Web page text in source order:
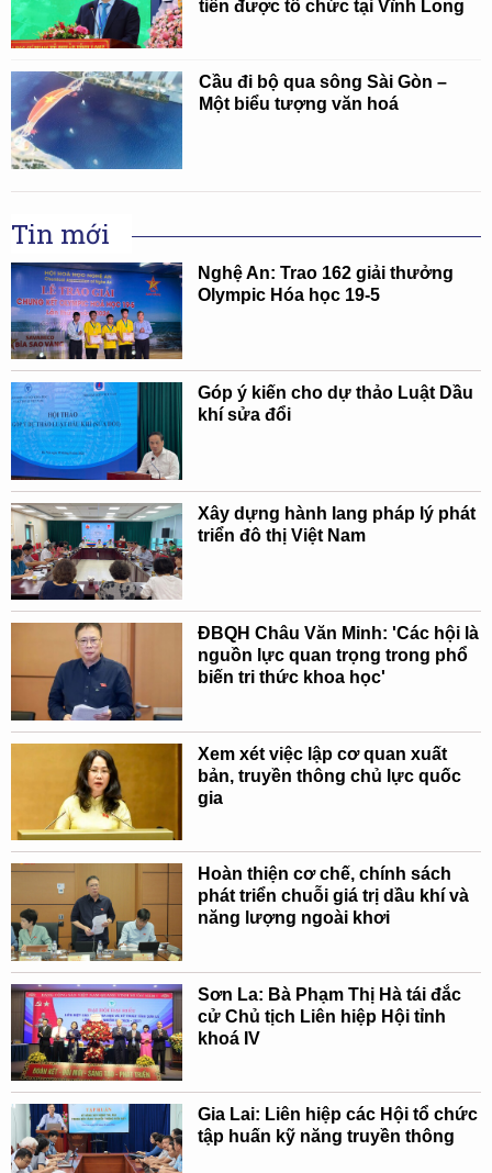
tiên được tổ chức tại Vĩnh Long
Cầu đi bộ qua sông Sài Gòn –
Một biểu tượng văn hoá
Tin mới
Nghệ An: Trao 162 giải thưởng
Olympic Hóa học 19-5
Góp ý kiến cho dự thảo Luật Dầu
khí sửa đổi
Xây dựng hành lang pháp lý phát
triển đô thị Việt Nam
ĐBQH Châu Văn Minh: 'Các hội là
nguồn lực quan trọng trong phổ
biến tri thức khoa học'
Xem xét việc lập cơ quan xuất
bản, truyền thông chủ lực quốc
gia
Hoàn thiện cơ chế, chính sách
phát triển chuỗi giá trị dầu khí và
năng lượng ngoài khơi
Sơn La: Bà Phạm Thị Hà tái đắc
cử Chủ tịch Liên hiệp Hội tỉnh
khoá IV
Gia Lai: Liên hiệp các Hội tổ chức
tập huấn kỹ năng truyền thông